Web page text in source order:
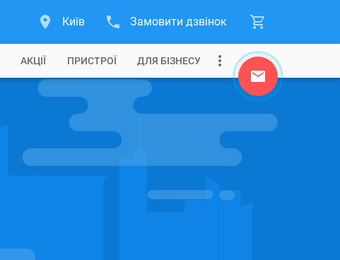
Київ Замовити дзвінок
АКЦІЇ ПРИСТРОЇ ДЛЯ БІЗНЕСУ